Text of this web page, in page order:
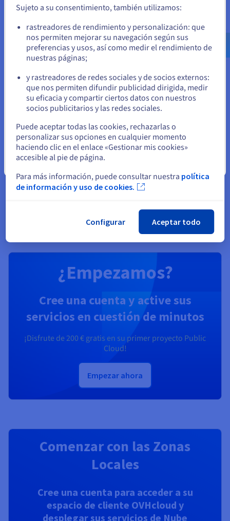
Descubrir Data Platform
Computación cuántica
Explore la informática cuántica con una plataforma
unificada: simula, prueba y ejecuta tus algoritmos en
emuladores y QPU fácilmente.
Descubrir Quantum as a Service
Identidad, seguridad y operaciones
Proteja, gestione y monitorice sus servicios cloud en
OVHcloud
¿Empezamos?
Cree una cuenta y active sus
servicios en cuestión de minutos
¡Disfrute de 200 €gratis en su primer proyecto Public
Cloud!
Empezar ahora
Comenzar con las Zonas
Locales
Cree una cuenta para acceder a su
espacio de cliente OVHcloud y
desplegar sus servicios de Nube
us.ovhcloud.com/
Inglés USD - $
Permanezca en el sitio web actual
Sujeto a su consentimiento, también utilizamos:
rastreadores de rendimiento y personalización: que
nos permiten mejorar su navegación según sus
preferencias y usos, así como medir el rendimiento de
nuestras páginas;
y rastreadores de redes sociales y de socios externos:
que nos permiten difundir publicidad dirigida, medir
su eficacia y compartir ciertos datos con nuestros
socios publicitarios y las redes sociales.
Puede aceptar todas las cookies, rechazarlas o
personalizar sus opciones en cualquier momento
haciendo clic en el enlace «Gestionar mis cookies»
accesible al pie de página.
Para más información, puede consultar nuestra política
de información y uso de cookies.
Configurar Aceptar todo